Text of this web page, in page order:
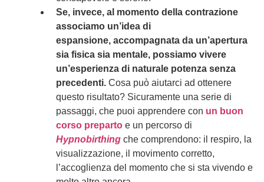
Se, invece, al momento della contrazione
associamo un’idea di
espansione, accompagnata da un’apertura
sia fisica sia mentale, possiamo vivere
un’esperienza di naturale potenza senza
precedenti. Cosa può aiutarci ad ottenere
questo risultato? Sicuramente una serie di
passaggi, che puoi apprendere con un buon
corso preparto e un percorso di
Hypnobirthing che comprendono: il respiro, la
visualizzazione, il movimento corretto,
l’accoglienza del momento che si sta vivendo e